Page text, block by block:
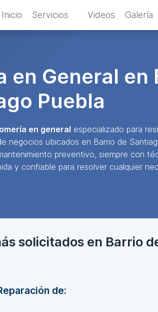
Inicio Servicios Videos Galería
en General en
Puebla
en general especializado para
ubicados en Barrio de
preventivo, siempre con
y confiable para resolver cualquier
solicitados en Barrio
de: